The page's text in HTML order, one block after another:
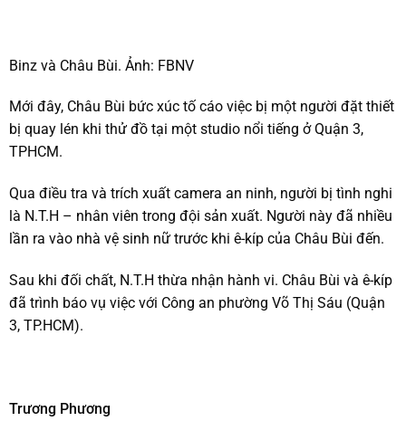
Binz và Châu Bùi. Ảnh: FBNV
Mới đây, Châu Bùi bức xúc tố cáo việc bị một người đặt thiết
bị quay lén khi thử đồ tại một studio nổi tiếng ở Quận 3,
TPHCM.
Qua điều tra và trích xuất camera an ninh, người bị tình nghi
là N.T.H – nhân viên trong đội sản xuất. Người này đã nhiều
lần ra vào nhà vệ sinh nữ trước khi ê-kíp của Châu Bùi đến.
Sau khi đối chất, N.T.H thừa nhận hành vi. Châu Bùi và ê-kíp
đã trình báo vụ việc với Công an phường Võ Thị Sáu (Quận
3, TP.HCM).
Trương Phương